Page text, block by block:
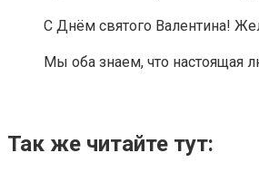
С Днём святого Валентина!
Мы оба знаем, что настоящая
Так же читайте тут: